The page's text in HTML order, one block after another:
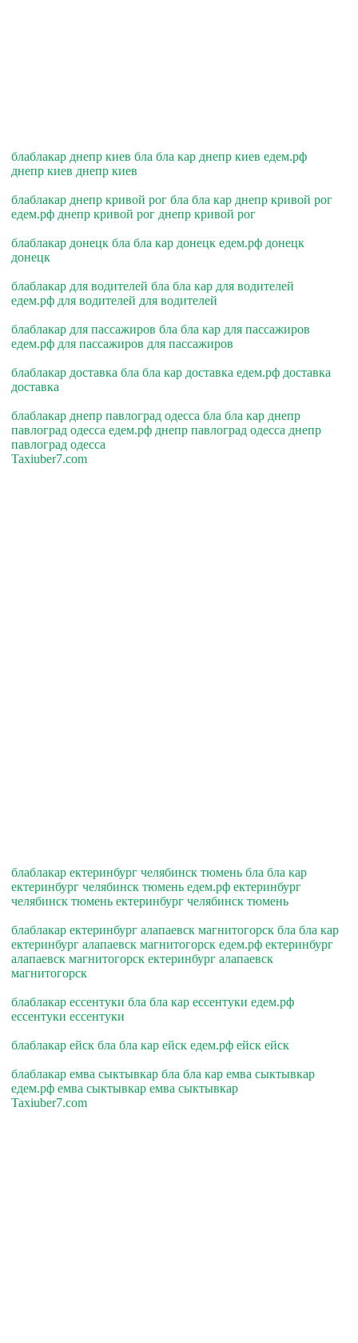
блаблакар днепр киев бла бла кар днепр киев едем.рф
днепр киев днепр киев
блаблакар днепр кривой рог бла бла кар днепр кривой рог
едем.рф днепр кривой рог днепр кривой рог
блаблакар донецк бла бла кар донецк едем.рф донецк
донецк
блаблакар для водителей бла бла кар для водителей
едем.рф для водителей для водителей
блаблакар для пассажиров бла бла кар для пассажиров
едем.рф для пассажиров для пассажиров
блаблакар доставка бла бла кар доставка едем.рф доставка
доставка
блаблакар днепр павлоград одесса бла бла кар днепр
павлоград одесса едем.рф днепр павлоград одесса днепр
павлоград одесса
Taxiuber7.com
блаблакар ектеринбург челябинск тюмень бла бла кар
ектеринбург челябинск тюмень едем.рф ектеринбург
челябинск тюмень ектеринбург челябинск тюмень
блаблакар ектеринбург алапаевск магнитогорск бла бла кар
ектеринбург алапаевск магнитогорск едем.рф ектеринбург
алапаевск магнитогорск ектеринбург алапаевск
магнитогорск
блаблакар ессентуки бла бла кар ессентуки едем.рф
ессентуки ессентуки
блаблакар ейск бла бла кар ейск едем.рф ейск ейск
блаблакар емва сыктывкар бла бла кар емва сыктывкар
едем.рф емва сыктывкар емва сыктывкар
Taxiuber7.com